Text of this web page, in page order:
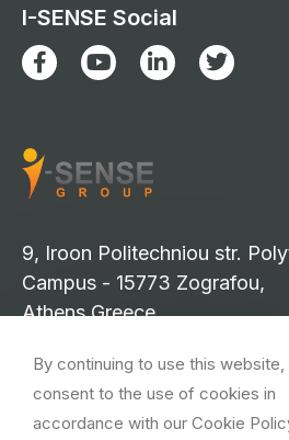
I-SENSE Social
9, Iroon Politechniou str.
Campus - 15773 Zografou,
Athens Greece
events-isense@iccs.gr
isense.press@iccs.gr
By continuing to use this website,
consent to the use of cookies in
accordance with our Cookie